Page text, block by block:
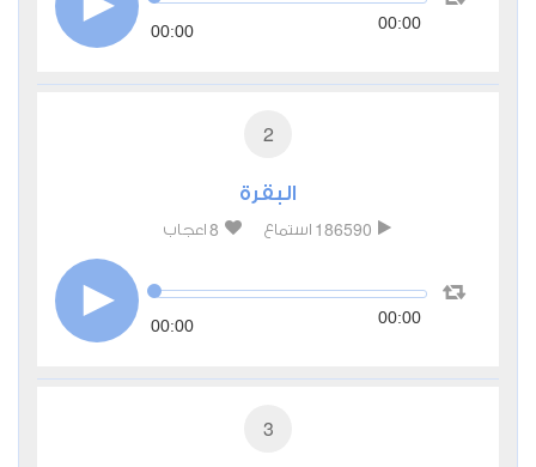
00:00 00:00
2
البقرة
186590 استماع 8 اعجاب
00:00 00:00
3